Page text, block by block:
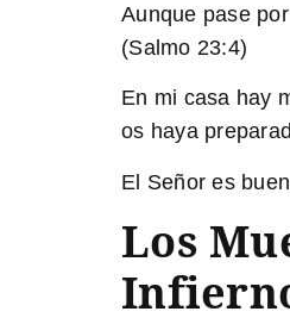
Aunque pase
(Salmo 23:4)
En mi casa hay
os haya
El Señor es
Los